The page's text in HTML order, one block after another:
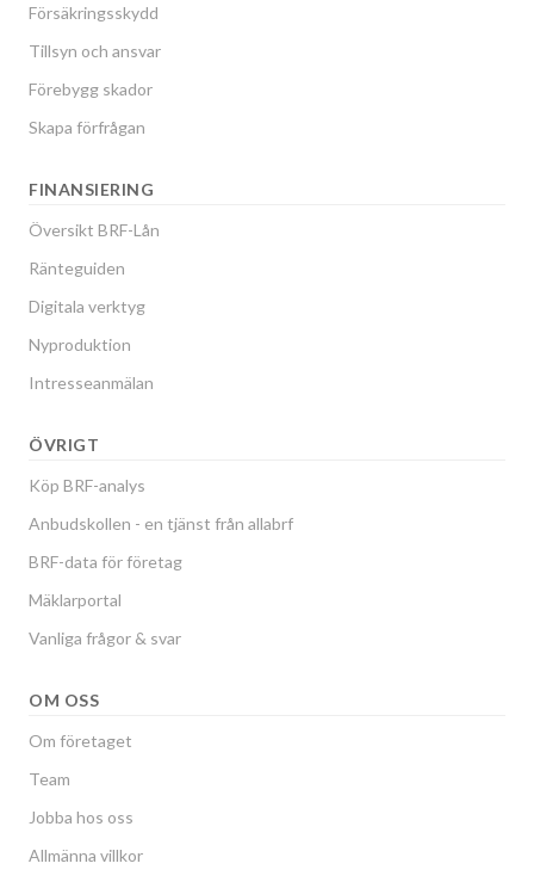
Försäkringsskydd
Tillsyn och ansvar
Förebygg skador
Skapa förfrågan
FINANSIERING
Översikt BRF-Lån
Ränteguiden
Digitala verktyg
Nyproduktion
Intresseanmälan
ÖVRIGT
Köp BRF-analys
Anbudskollen - en tjänst från allabrf
BRF-data för företag
Mäklarportal
Vanliga frågor & svar
OM OSS
Om företaget
Team
Jobba hos oss
Allmänna villkor